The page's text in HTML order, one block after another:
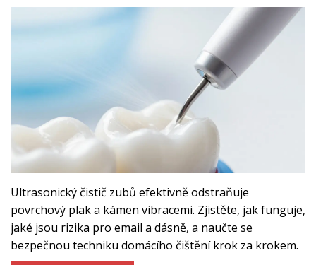
Ultrasonický čistič zubů efektivně odstraňuje
povrchový plak a kámen vibracemi. Zjistěte, jak funguje,
jaké jsou rizika pro email a dásně, a naučte se
bezpečnou techniku domácího čištění krok za krokem.